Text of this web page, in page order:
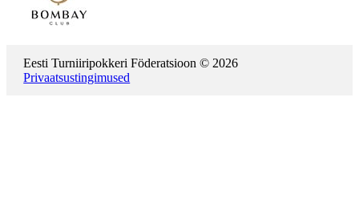
Eesti Turniiripokkeri Föderatsioon © 2026
Privaatsustingimused